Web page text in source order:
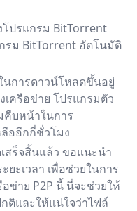
ปรแกรม BitTorrent
รม BitTorrent อัตโนมัติ
นการดาวน์โหลดขึ้นอยู่
ครือข่าย โปรแกรมตัว
คืบหน้าในการ
ออีกกี่ชั่วโมง
สร็จสิ้นแล้ว ขอแนะนำ
ะเวลา เพื่อช่วยในการ
ข่าย P2P นี้ นี่จะช่วยให้
ติและให้แน่ใจว่าไฟล์